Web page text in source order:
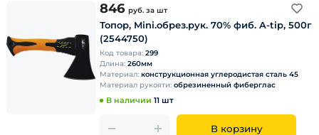
846 руб. за шт
Топор, Mini.обрез.рук. 70% фиб. A-tip, 500г
(2544750)
Код товара: 299
Длина: 260мм
Материал: конструкционная углеродистая сталь 45
Материал рукояти: обрезиненный фиберглас
В наличии 11 шт
В корзину